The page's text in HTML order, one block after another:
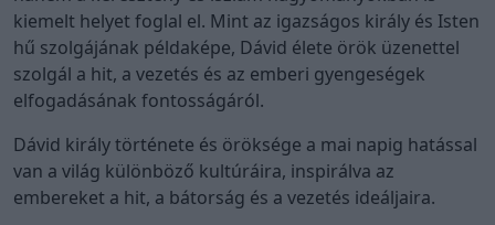
kiemelt helyet foglal el. Mint az igazságos király és Isten
hű szolgájának példaképe, Dávid élete örök üzenettel
szolgál a hit, a vezetés és az emberi gyengeségek
elfogadásának fontosságáról.
Dávid király története és öröksége a mai napig hatással
van a világ különböző kultúráira, inspirálva az
embereket a hit, a bátorság és a vezetés ideáljaira.